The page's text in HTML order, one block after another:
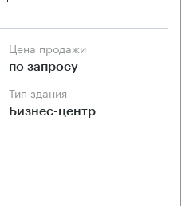
Цена продажи
по запросу
Тип здания
Бизнес-центр